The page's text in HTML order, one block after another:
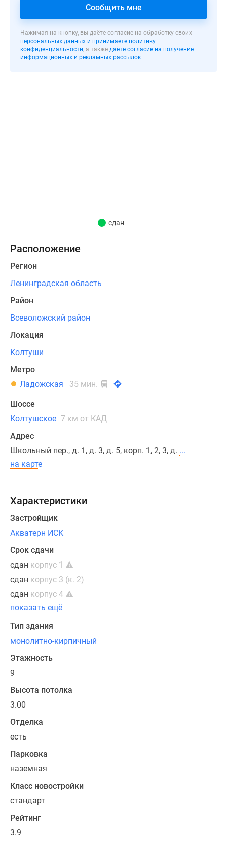
этажей.
Количество
–
двухкомнатных
–
Площадь
квартир
от
до
70
Квартиры
сдаются
отделкой
«под
ключ»,
выбрать
квартиру
подготовкой
под
«чистовую»
Сообщить мне
Нажимая на кнопку, вы даёте согласие на обработку своих
персональных данных и принимаете политику
конфиденциальности, а также даёте согласие на получение
информационных и рекламных рассылок
сдан
Расположение
Регион
Ленинградская область
Район
Всеволожский район
Локация
Колтуши
Метро
Ладожская
35 мин.
Шоссе
Колтушское 7 км от КАД
Адрес
Школьный пер., д. 1, д. 3, д. 5, корп. 1, 2, 3, д. ...
на карте
Характеристики
Застройщик
Акватерн ИСК
Срок сдачи
сдан корпус 1
сдан корпус 3 (к. 2)
сдан корпус 4
показать ещё
Тип здания
монолитно-кирпичный
Этажность
9
Высота потолка
3.00
Отделка
есть
Парковка
наземная
Класс новостройки
стандарт
Рейтинг
3.9